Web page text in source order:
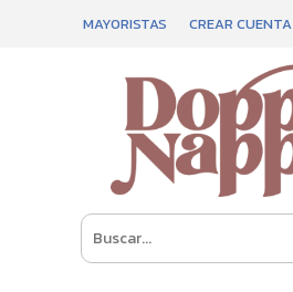
MAYORISTAS CREAR CUENTA